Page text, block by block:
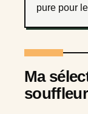
pure pour
Ma